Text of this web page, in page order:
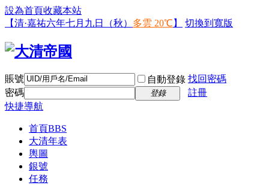
設為首頁收藏本站
【清·嘉祐六年七月九日（秋） 多雲 20℃ 】 切換到寬版
賬號 自動登錄 找回密碼
密碼
登錄
註冊
快捷導航
首頁BBS
大清年表
輿圖
銀號
任務